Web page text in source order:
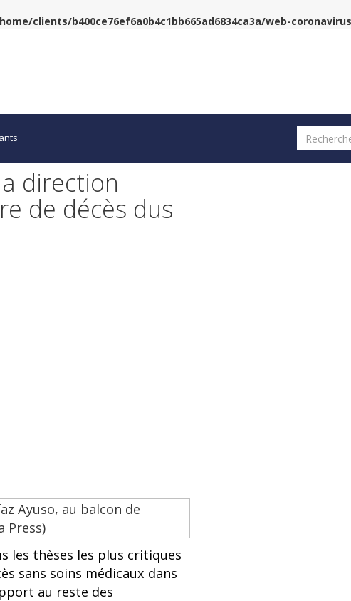
clients/b400ce76ef6a0b4c1bb665ad6834ca3a/web-
direction
de décès dus
les thèses les plus critiques
sans soins médicaux dans
au reste des